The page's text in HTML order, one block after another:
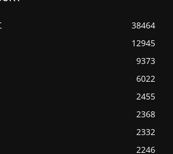
38464
12945
9373
6022
2455
2368
2332
2246